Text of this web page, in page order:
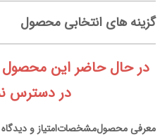
گزینه های انتخابی محصول
در حال حاضر این محصول
در دسترس
معرفی محصولمشخصاتامتیاز و